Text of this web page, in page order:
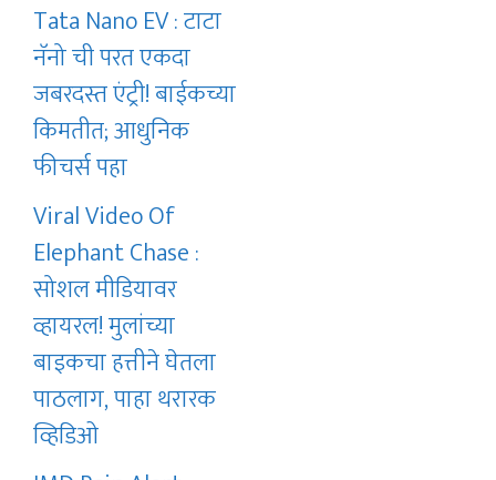
Tata Nano EV : टाटा
नॅनो ची परत एकदा
जबरदस्त एंट्री! बाईकच्या
किमतीत; आधुनिक
फीचर्स पहा
Viral Video Of
Elephant Chase :
सोशल मीडियावर
व्हायरल! मुलांच्या
बाइकचा हत्तीने घेतला
पाठलाग, पाहा थरारक
व्हिडिओ